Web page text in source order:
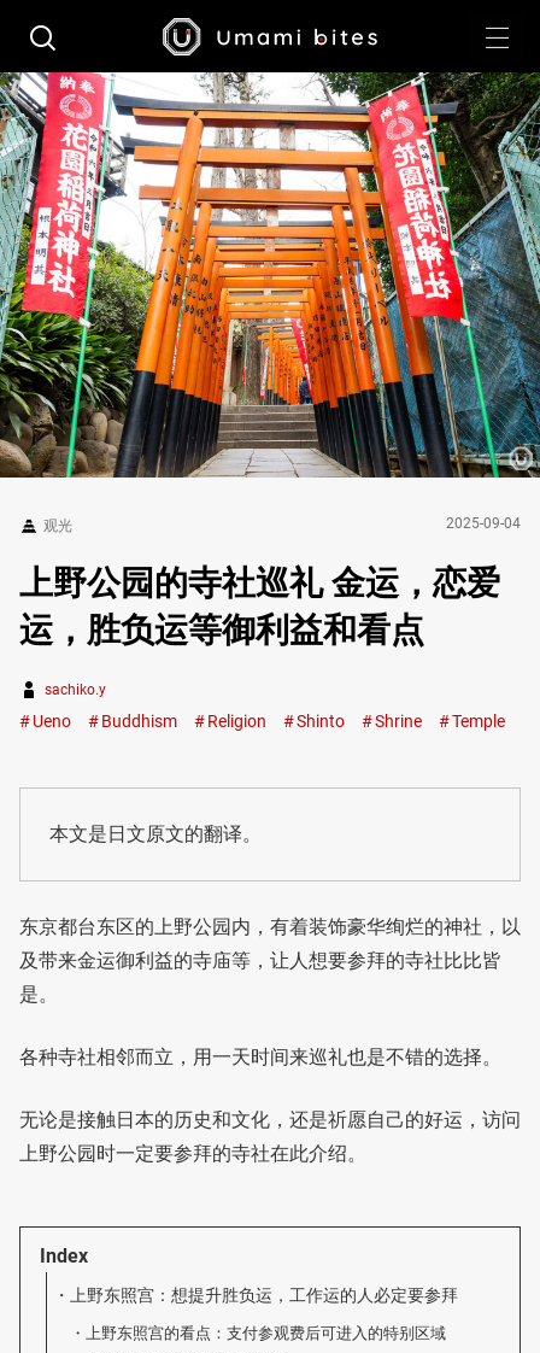
观光 2025-09-04
上野公园的寺社巡礼 金运，恋爱
运，胜负运等御利益和看点
sachiko.y
Ueno Buddhism Religion Shinto Shrine Temple
本文是日文原文的翻译。
东京都台东区的上野公园内，有着装饰豪华绚烂的神社，以
及带来金运御利益的寺庙等，让人想要参拜的寺社比比皆
是。
各种寺社相邻而立，用一天时间来巡礼也是不错的选择。
无论是接触日本的历史和文化，还是祈愿自己的好运，访问
上野公园时一定要参拜的寺社在此介绍。
Index
上野东照宫：想提升胜负运，工作运的人必定要参拜
上野东照宫的看点：支付参观费后可进入的特别区域